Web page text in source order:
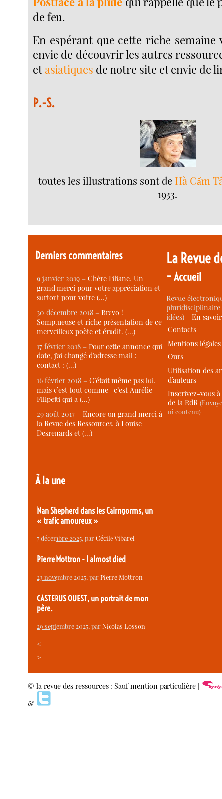
de feu.
En espérant que cette riche semaine
envie de découvrir les autres
et asiatiques de notre site et envie de
P.-S.
toutes les illustrations sont de Hà Cẩm
1933.
Derniers commentaires
9 janvier 2019 –Chère Liliane, Un
grand merci pour votre appréciation et
surtout pour votre (…)
30 décembre 2018 –Bravo !
Somptueuse et riche présentation de ce
merveilleux poète et érudit. (…)
17 février 2018 –Pour cette annonce qui
date, j’ai changé d’adresse mail :
contact : (…)
16 février 2018 –C’était même pas lui,
mais c’est tout comme : c’est Aurélie
Filipetti qui a (…)
29 août 2017 –Encore un grand merci à
la Revue des Ressources, à Louise
Desrenards et (…)
À la une
Nan Shepherd dans les Cairngorms, un
« trafic amoureux »
7 décembre 2025, parCécile Vibarel
Pierre Mottron - I almost died
23 novembre 2025, parPierre Mottron
CASTERUS OUEST, un portrait de mon
père.
29 septembre 2025, parNicolas Losson
<
>
La Revue
-Accueil
Revue
idées) -En
Contacts
Mentions légales
Ours
Utilisation des
d’auteurs
Inscrivez-vous
de la RdR
ni contenu)
© la revue des ressources : Sauf mention particulière |
&